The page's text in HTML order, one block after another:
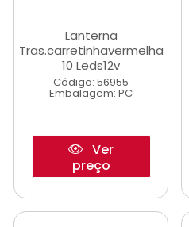
Lanterna
Tras.carretinhavermelha
10 Leds12v
Código: 56955
Embalagem: PC
Ver
preço